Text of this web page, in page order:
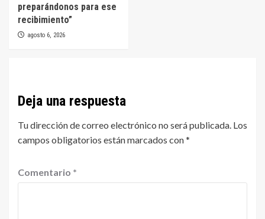
preparándonos para ese
recibimiento”
agosto 6, 2026
Deja una respuesta
Tu dirección de correo electrónico no será publicada. Los
campos obligatorios están marcados con*
Comentario *